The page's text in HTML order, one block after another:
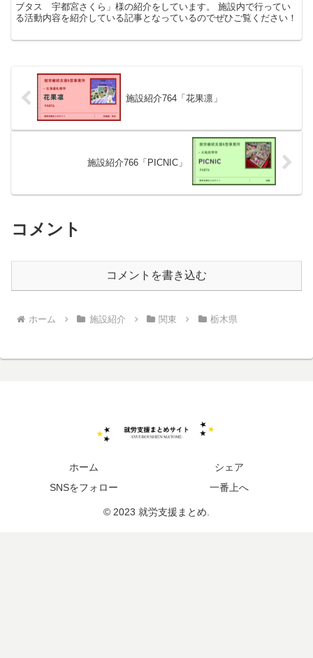
ブタス 宇都宮さくら」様の紹介をしています。 施設内で行ってい
る活動内容を紹介している記事となっているのでぜひご覧ください！
施設紹介764「花果凛」
施設紹介766「PICNIC」
コメント
コメントを書き込む
ホーム 施設紹介 関東 栃木県
ホーム
シェア
SNSをフォロー
一番上へ
© 2023 就労支援まとめ.